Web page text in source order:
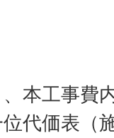
本工事費
代価表（